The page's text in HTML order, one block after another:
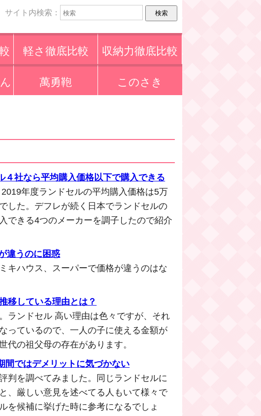
サイト内検索：
軽さ徹底比較 収納力徹底比較
萬勇鞄 このさき
４社なら平均購入価格以下で購入できる
年度ランドセルの平均購入価格は5万
した。デフレが続く日本でランドセルの
できる4つのメーカーを調子したので紹介
違うのに困惑
キハウス、スーパーで価格が違うのはな
移している理由とは？
ランドセル 高い理由は色々ですが、それ
っているので、一人の子に使える金額が
代の祖父母の存在があります。
間ではデメリットに気づかない
判を調べてみました。同じランドセルに
、厳しい意見を述べてる人もいて様々で
を候補に挙げた時に参考になるでしょ